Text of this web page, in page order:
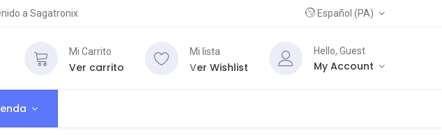
a Sagatronix Español (PA)
Mi Carrito
Ver carrito
Mi lista
Ver Wishlist
Hello, Guest
My Account